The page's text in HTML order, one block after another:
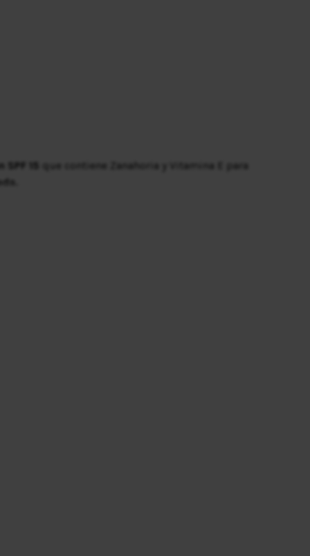
15
que contiene Zanahoria y Vitamina E para